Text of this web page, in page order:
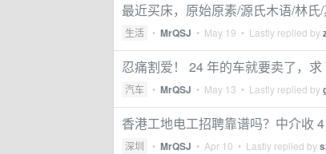
最近买床，原始原素/源氏木语/林氏
生活 • MrQSJ • May 19 • Lastly replied by
忍痛割爱！ 24 年的车就要卖了，
汽车 • MrQSJ • May 13 • Lastly replied by
香港工地电工招聘靠谱吗？中介收
深圳 • MrQSJ • Apr 10 • Lastly replied by